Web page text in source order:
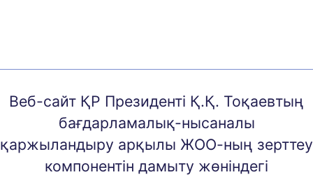
Веб-сайт ҚР Президенті Қ.Қ. Тоқаевтың
бағдарламалық-нысаналы
қаржыландыру арқылы ЖОО-ның зерттеу
компонентін дамыту жөніндегі